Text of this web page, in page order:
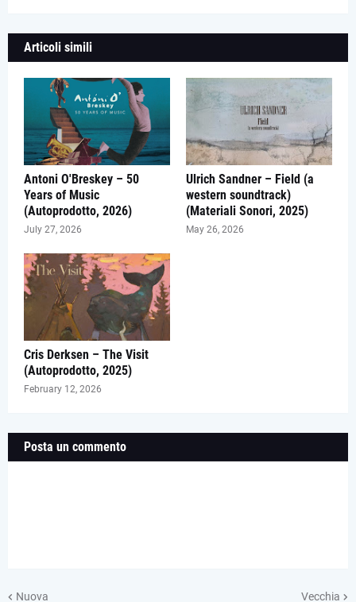
Articoli simili
Antoni O'Breskey – 50
Years of Music
(Autoprodotto, 2026)
July 27, 2026
Ulrich Sandner – Field (a
western soundtrack)
(Materiali Sonori, 2025)
May 26, 2026
Cris Derksen – The Visit
(Autoprodotto, 2025)
February 12, 2026
Posta un commento
Nuova Vecchia